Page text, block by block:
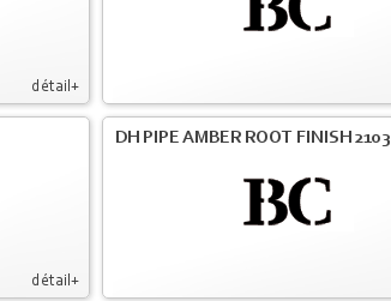
détail+
détail+
DH PIPE AMBER ROOT FINISH 2103